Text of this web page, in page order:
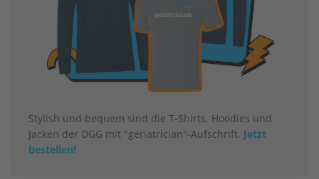
Stylish und bequem sind die T-Shirts, Hoodies und
Jacken der DGG mit "geriatrician"-Aufschrift. Jetzt
bestellen!